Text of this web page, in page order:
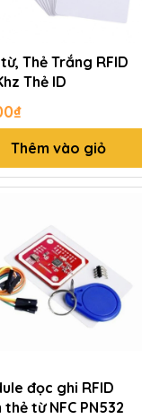
Thẻ Trắng RFID
Thẻ ID
Thêm vào giỏ
đọc ghi RFID
thẻ từ NFC PN532